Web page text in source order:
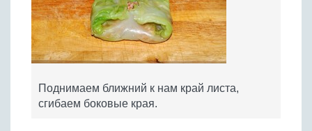
Поднимаем ближний к нам край листа,
сгибаем боковые края.